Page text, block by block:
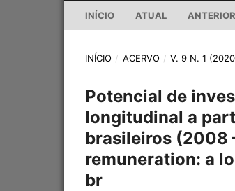
INÍCIO ATUAL
INÍCIO / ACERVO / V. 9 N. 1
Potencial de
longitudinal a
brasileiros (2008
remuneration: a
br